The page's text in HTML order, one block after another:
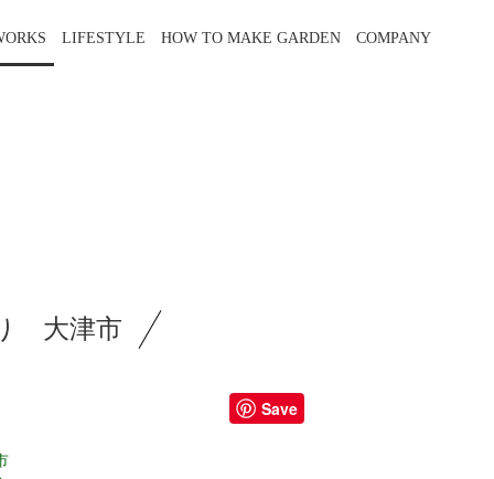
LIFESTYLE HOW TO MAKE GARDEN COMPANY
大津市
Save